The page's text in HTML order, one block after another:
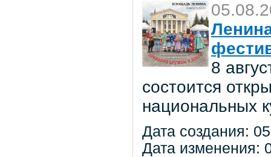
8
состоится
национальных
Дата создания:
Дата изменения: